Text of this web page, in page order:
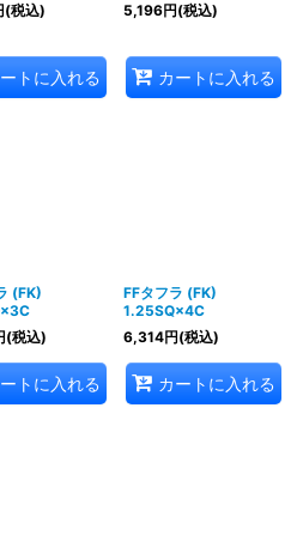
(税込)
トに入れる
5,196円(税込)
カートに入れる
(FK)
(税込)
トに入れる
FFタフラ (FK)
1.25SQ×4C
6,314円(税込)
カートに入れる